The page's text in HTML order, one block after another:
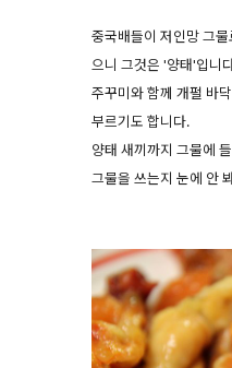
중국배들이 저인망 그
으니 그것은 '양태'입니
주꾸미와 함께 개펄 바
부르기도 합니다.
양태 새끼까지 그물에
그물을 쓰는지 눈에 안